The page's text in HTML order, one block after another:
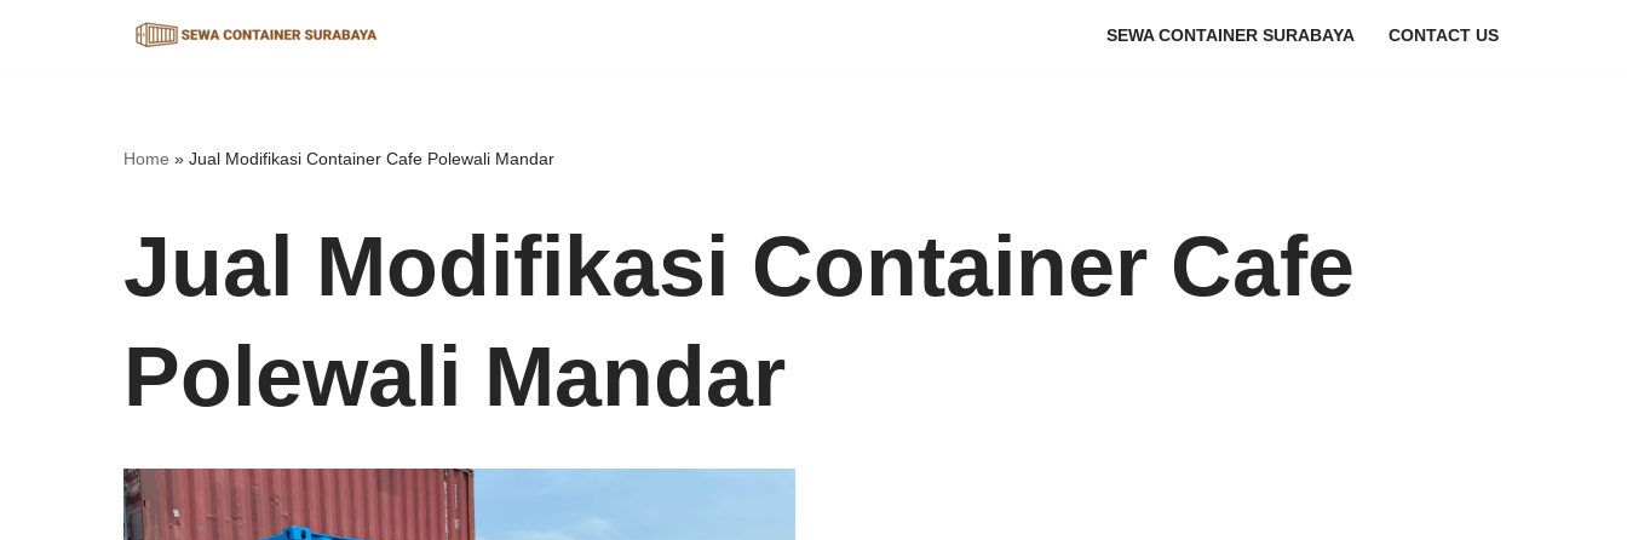
SEWA CONTAINER SURABAYA CONTACT US
Home » Jual Modifikasi Container Cafe Polewali Mandar
Jual Modifikasi Container Cafe
Polewali Mandar